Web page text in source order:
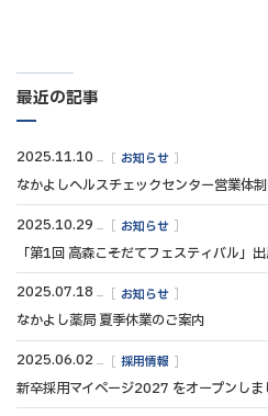
最近の記事
2025.11.10 お知らせ
なかよしヘルスチェックセンター営業体
2025.10.29
お知らせ
「第1回 高森こそだてフェスティバル」
2025.07.18
お知らせ
なかよし薬局 夏季休業のご案内
2025.06.02
採用情報
新卒採用マイページ2027 をオープンしま